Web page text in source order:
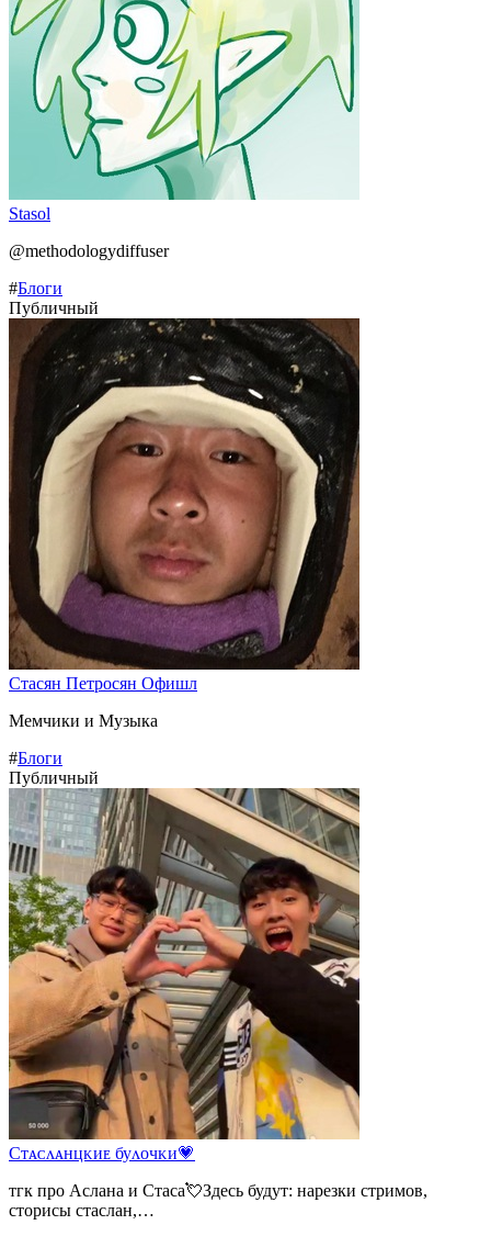
Stasol
@methodologydiffuser
#Блоги
Публичный
Стасян Петросян Офишл
Мемчики и Музыка
#Блоги
Публичный
Сᴛᴀᴄᴧᴀнцᴋиᴇ буᴧᴏчᴋи💗
тгк про Аслана и Стаса💘Здесь будут: нарезки стримов,
сторисы стаслан,…